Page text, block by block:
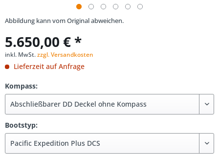
Abbildung kann vom Original abweichen.
5.650,00 € *
inkl. MwSt.zzgl. Versandkosten
Lieferzeit auf Anfrage
Kompass:
Bootstyp: